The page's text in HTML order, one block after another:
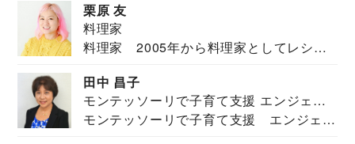
栗原 友
料理家
料理家 2005年から料理家としてレシピ
田中 昌子
モンテッソーリで子育て支援 エンジェル
ズハウス研究所所長
モンテッソーリで子育て支援 エンジェル